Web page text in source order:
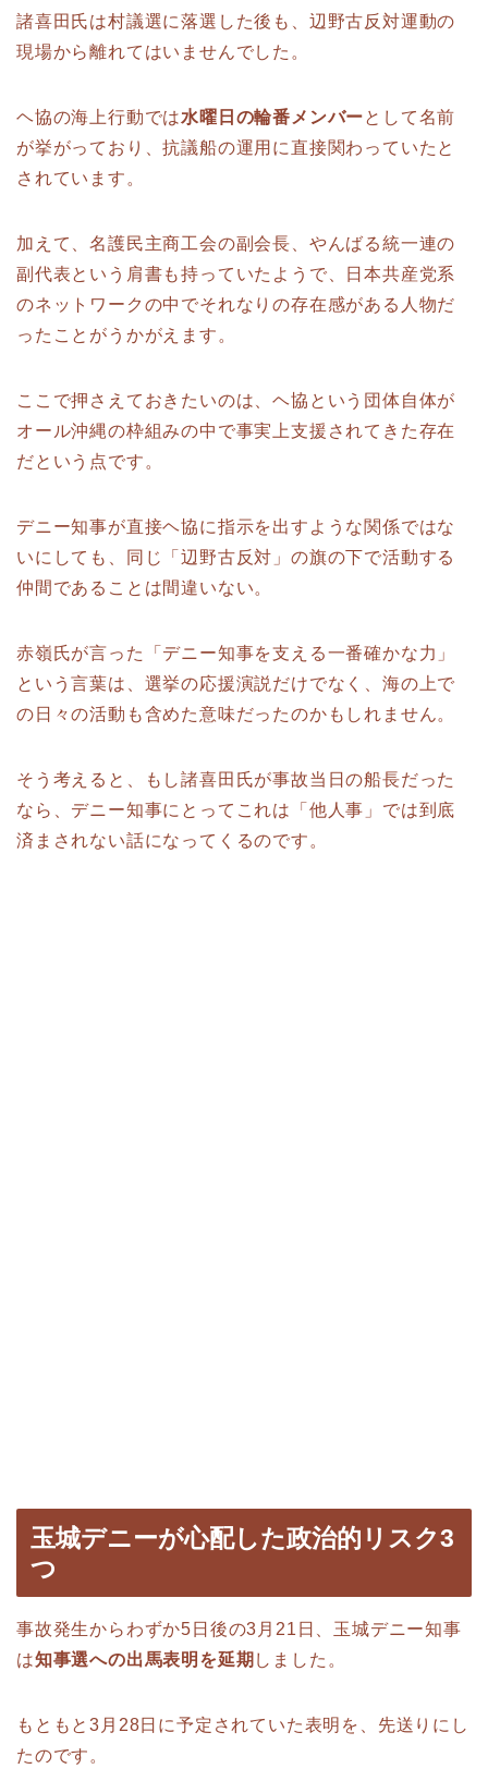
諸喜田氏は村議選に落選した後も、辺野古反対運動の
現場から離れてはいませんでした。
ヘ協の海上行動では水曜日の輪番メンバーとして名前
が挙がっており、抗議船の運用に直接関わっていたと
されています。
加えて、名護民主商工会の副会長、やんばる統一連の
副代表という肩書も持っていたようで、日本共産党系
のネットワークの中でそれなりの存在感がある人物だ
ったことがうかがえます。
ここで押さえておきたいのは、ヘ協という団体自体が
オール沖縄の枠組みの中で事実上支援されてきた存在
だという点です。
デニー知事が直接ヘ協に指示を出すような関係ではな
いにしても、同じ「辺野古反対」の旗の下で活動する
仲間であることは間違いない。
赤嶺氏が言った「デニー知事を支える一番確かな力」
という言葉は、選挙の応援演説だけでなく、海の上で
の日々の活動も含めた意味だったのかもしれません。
そう考えると、もし諸喜田氏が事故当日の船長だった
なら、デニー知事にとってこれは「他人事」では到底
済まされない話になってくるのです。
玉城デニーが心配した政治的リスク3
つ
事故発生からわずか5日後の3月21日、玉城デニー知事
は知事選への出馬表明を延期 しました。
もともと3月28日に予定されていた表明を、先送りにし
たのです。